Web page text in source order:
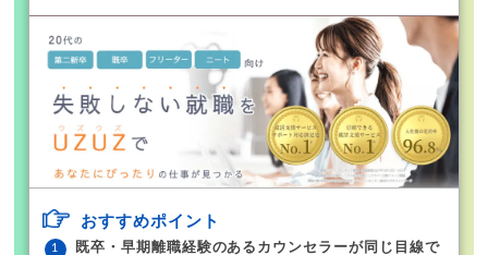
おすすめポイント
既卒・早期離職経験のあるカウンセラーが同じ目線で